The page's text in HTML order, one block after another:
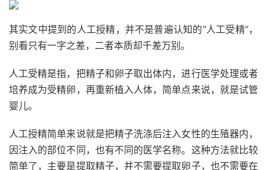
其实文中提到的人工授精，并不是普遍认知的“人工受精”，
别看只有一字之差，二者本质却千差万别。
人工受精是指，把精子和卵子取出体内，进行医学处理或者
培养成为受精卵，再重新植入人体，简单点来说，就是试管
婴儿。
人工授精简单来说就是把精子洗涤后注入女性的生殖器内，
因注入的部位不同，也有不同的医学名称。这种方法就比较
简单了，主要是提取精子，并不需要提取卵子，也不需要在